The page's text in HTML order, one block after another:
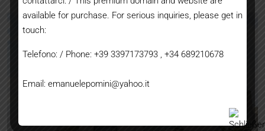
available for purchase. For serious inquiries, please get in
touch:
Telefono: / Phone: +39 3397173793 , +34 689210678
Email: emanuelepomini@yahoo.it